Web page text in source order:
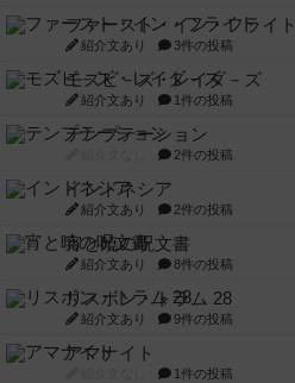
ファースト・イン・フライト
紹介文あり 3件の投稿
モズビ－ズ・レイダ－ズ
紹介文あり 1件の投稿
テンプテーション
2件の投稿
インドネシア
紹介文あり 2件の投稿
宵と暁の呪文書
紹介文あり 8件の投稿
リスボン・トラム 28
紹介文あり 9件の投稿
アマナイト
1件の投稿